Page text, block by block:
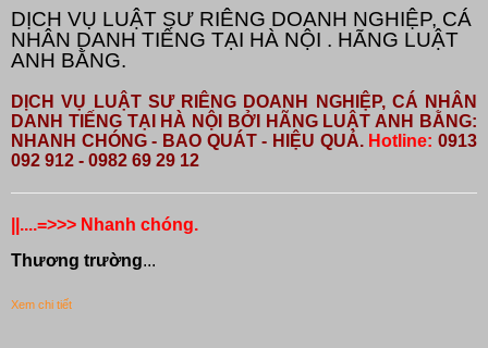
DỊCH VỤ LUẬT SƯ RIÊNG DOANH NGHIỆP, CÁ
NHÂN DANH TIẾNG TẠI HÀ NỘI . HÃNG LUẬT
ANH BẰNG.
DỊCH VỤ LUẬT SƯ RIÊNG DOANH NGHIỆP, CÁ NHÂN
DANH TIẾNG TẠI HÀ NỘI BỞI HÃNG LUẬT ANH BẰNG:
NHANH CHÓNG - BAO QUÁT - HIỆU QUẢ. Hotline: 0913
092 912 - 0982 69 29 12
||....=>>> Nhanh chóng.
Thương trường...
Xem chi tiết